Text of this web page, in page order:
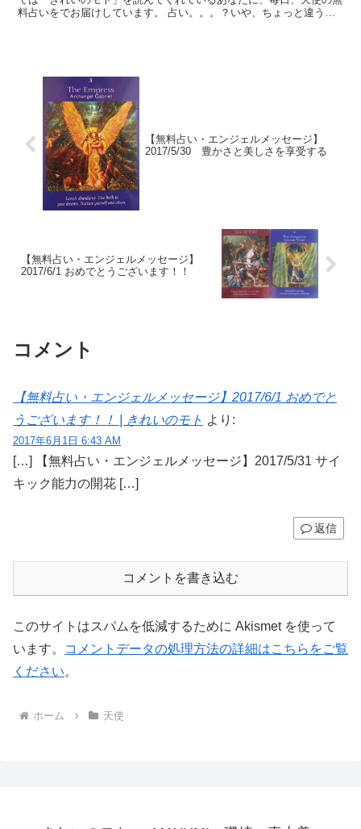
料占いをでお届けしています。 占い。。。？いや、ちょっと違うか
【無料占い・エンジェルメッセージ】
2017/5/30 豊かさと美しさを享受する
【無料占い・エンジェルメッセージ】
2017/6/1 おめでとうございます！！
コメント
【無料占い・エンジェルメッセージ】2017/6/1 おめでと
うございます！！ | きれいのモト より:
2017年6月1日 6:43 AM
[…] 【無料占い・エンジェルメッセージ】2017/5/31 サイ
キック能力の開花 […]
返信
コメントを書き込む
このサイトはスパムを低減するために Akismet を使って
います。
コメントデータの処理方法の詳細はこちらをご覧
ください。
ホーム 天使